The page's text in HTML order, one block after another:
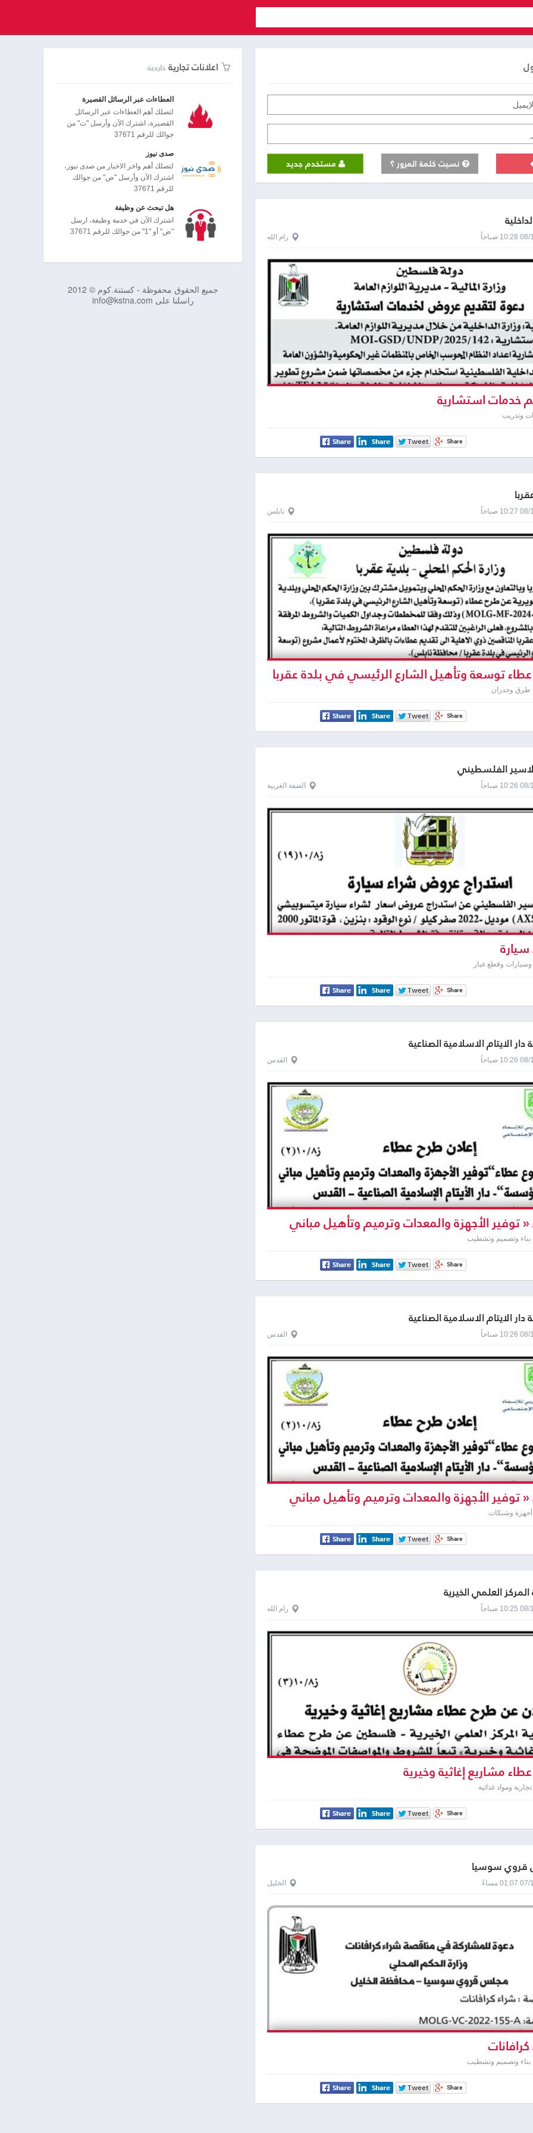
اعلانات تجارية خارجية
العطاءات عبر الرسائل القصيرة
لتصلك أهم العطاءات عبر الرسائل
القصيرة، اشترك الآن وأرسل "ت" من
جوالك للرقم 37671
صدى نيوز
لتصلك أهم واخر الاخبار من صدى نيوز،
اشترك الآن وأرسل "ص" من جوالك
للرقم 37671
هل تبحث عن وظيفة
اشترك الآن في خدمة وظيفة، ارسل
"ض" أو "1" من جوالك للرقم 37671
جميع الحقوق محفوظة - كستنة.كوم © 2012
راسلنا على info@kstna.com
نسيت كلمة المرور ؟ مستخدم جديد
صباحاً رام الله
خدمات استشارية
وتدريب
صباحاً نابلس
توسعة وتأهيل الشارع الرئيسي في بلدة عقربا
طرق وجدران
الفلسطيني
صباحاً الضفة الغربية
وقطع غيار
الايتام الاسلامية الصناعية
صباحاً القدس
توفير الأجهزة والمعدات وترميم وتأهيل مباني
بناء وتصميم وتشطيب
الايتام الاسلامية الصناعية
صباحاً القدس
توفير الأجهزة والمعدات وترميم وتأهيل مباني
أجهزة وشبكات
العلمي الخيرية
صباحاً رام الله
مشاريع إغاثية وخيرية
ومواد غذائية
سوسيا
مساءً الخليل
بناء وتصميم وتشطيب